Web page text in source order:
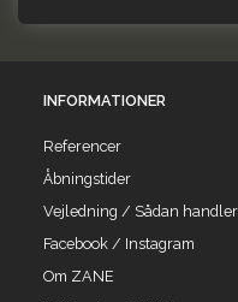
INFORMATIONER
Referencer
Åbningstider
Vejledning / Sådan
Facebook / Instagram
Om ZANE